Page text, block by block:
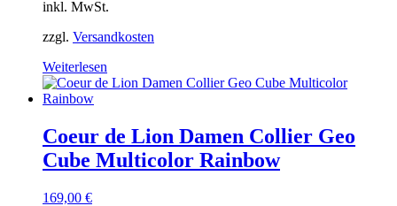
inkl. MwSt.
zzgl. Versandkosten
Weiterlesen
Coeur de Lion Damen Collier Geo
Cube Multicolor Rainbow
169,00 €